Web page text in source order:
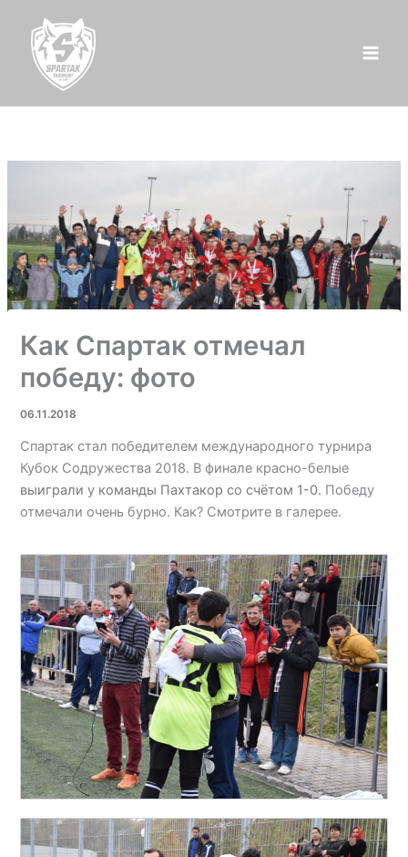
содержимому
Как Спартак отмечал
победу: фото
06.11.2018
Спартак стал победителем международного турнира
Кубок Содружества 2018. В финале красно-белые
выиграли у команды Пахтакор со счётом 1-0. Победу
отмечали очень бурно. Как? Смотрите в галерее.